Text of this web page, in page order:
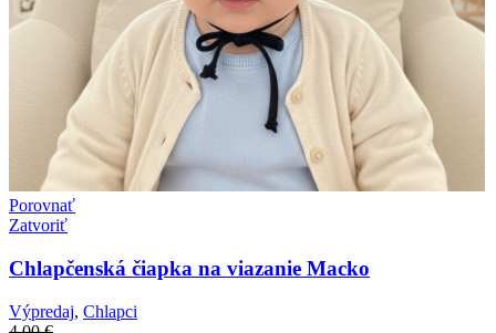
Porovnať
Zatvoriť
Chlapčenská čiapka na viazanie Macko
Výpredaj, Chlapci